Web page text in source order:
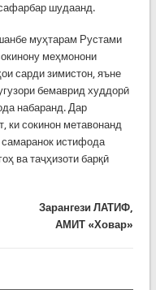
шудаанд.
муҳтарам Рустами
меҳмонони
сарди зимистон, яъне
бемаврид худдорӣ
набаранд. Дар
ки сокинон метавонанд
истифода
ва таҷҳизоти барқӣ
Зарангези ЛАТИФ,
АМИТ «Ховар»